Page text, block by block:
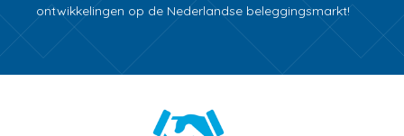
ontwikkelingen op de Nederlandse beleggingsmarkt!